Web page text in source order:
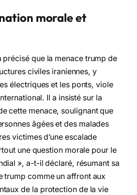
morale et
précisé que la menace trump de
civiles iraniennes, y
électriques et les ponts, viole
Il a insisté sur la
cette menace, soulignant que
âgées et des malades
victimes d’une escalade
une question morale pour le
», a-t-il déclaré, résumant sa
trump comme un affront aux
de la protection de la vie